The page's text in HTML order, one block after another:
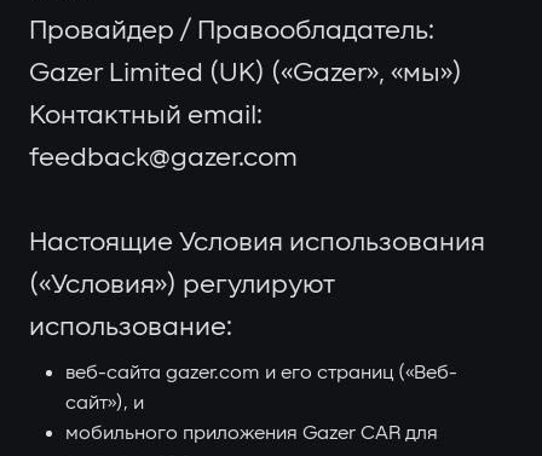
Провайдер / Правообладатель:
Gazer Limited (UK) («Gazer», «мы»)
Контактный email:
feedback@gazer.com
Настоящие Условия использования
(«Условия») регулируют
использование:
веб-сайта gazer.com и его страниц («Веб-
сайт»), и
мобильного приложения Gazer CAR для